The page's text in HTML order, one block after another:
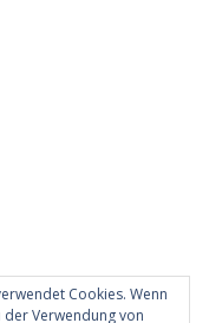
Cookies. Wenn
Verwendung von